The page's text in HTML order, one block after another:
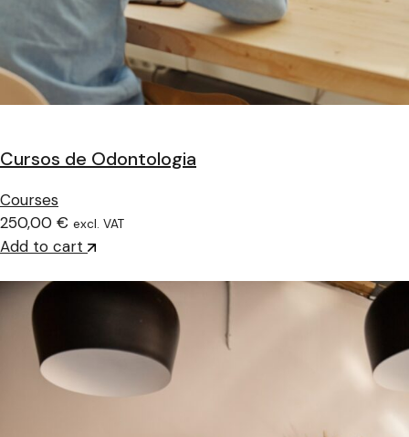
Cursos de Odontologia
Courses
250,00 € excl. VAT
Add to cart